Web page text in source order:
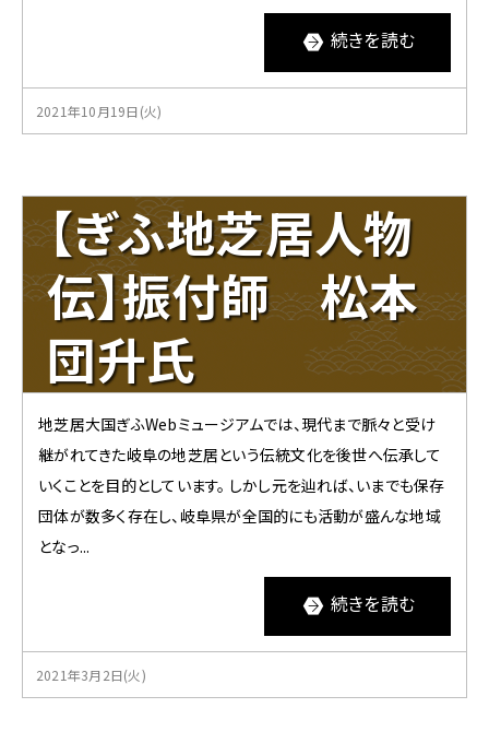
続きを読む
2021年10月19日(火)
【ぎふ地芝居人物
伝】振付師 松本
団升氏
地芝居大国ぎふWebミュージアムでは、現代まで脈々と受け
継がれてきた岐阜の地芝居という伝統文化を後世へ伝承して
いくことを目的としています。 しかし元を辿れば、いまでも保存
団体が数多く存在し、岐阜県が全国的にも活動が盛んな地域
となっ...
続きを読む
2021年3月2日(火)